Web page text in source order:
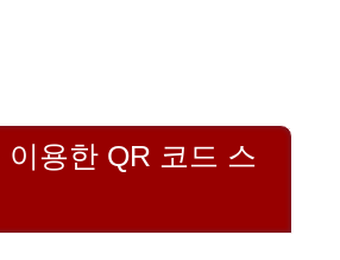
이용한 QR 코드 스